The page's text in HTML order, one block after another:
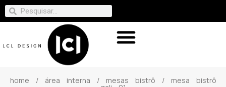
home / área interna / mesas bistrô / mesa bistrô